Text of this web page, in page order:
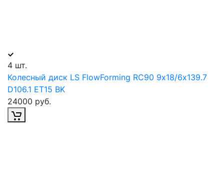
4 шт.
Колесный диск LS FlowForming RC90 9х18/6х139.7
D106.1 ET15 BK
24000 руб.